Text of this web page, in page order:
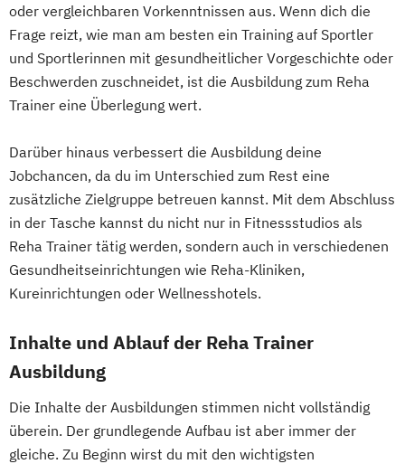
oder vergleichbaren Vorkenntnissen aus. Wenn dich die
Frage reizt, wie man am besten ein Training auf Sportler
und Sportlerinnen mit gesundheitlicher Vorgeschichte oder
Beschwerden zuschneidet, ist die Ausbildung zum Reha
Trainer eine Überlegung wert.
Darüber hinaus verbessert die Ausbildung deine
Jobchancen, da du im Unterschied zum Rest eine
zusätzliche Zielgruppe betreuen kannst. Mit dem Abschluss
in der Tasche kannst du nicht nur in Fitnessstudios als
Reha Trainer tätig werden, sondern auch in verschiedenen
Gesundheitseinrichtungen wie Reha-Kliniken,
Kureinrichtungen oder Wellnesshotels.
Inhalte und Ablauf der Reha Trainer
Ausbildung
Die Inhalte der Ausbildungen stimmen nicht vollständig
überein. Der grundlegende Aufbau ist aber immer der
gleiche. Zu Beginn wirst du mit den wichtigsten